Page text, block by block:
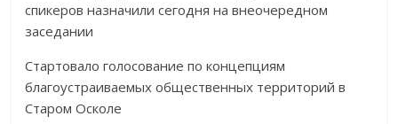
спикеров назначили сегодня на внеочередном
заседании
Стартовало голосование по концепциям
благоустраиваемых общественных территорий в
Старом Осколе